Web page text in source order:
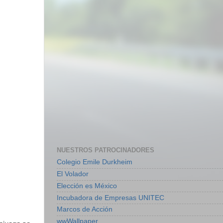
NUESTROS PATROCINADORES
Colegio Emile Durkheim
El Volador
Elección es México
Incubadora de Empresas UNITEC
Marcos de Acción
wwWallpaper